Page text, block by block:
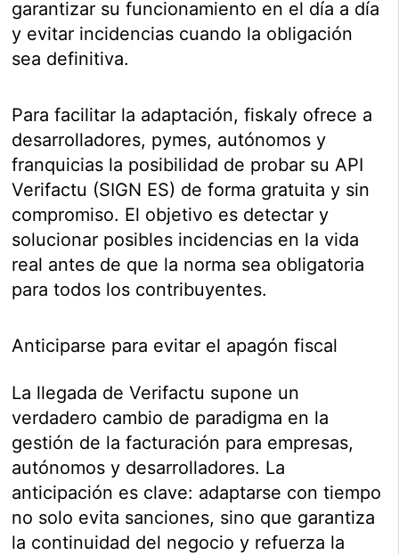
garantizar su funcionamiento en el día a día
y evitar incidencias cuando la obligación
sea definitiva.
Para facilitar la adaptación, fiskaly ofrece a
desarrolladores, pymes, autónomos y
franquicias la posibilidad de probar su API
Verifactu (SIGN ES) de forma gratuita y sin
compromiso. El objetivo es detectar y
solucionar posibles incidencias en la vida
real antes de que la norma sea obligatoria
para todos los contribuyentes.
Anticiparse para evitar el apagón fiscal
La llegada de Verifactu supone un
verdadero cambio de paradigma en la
gestión de la facturación para empresas,
autónomos y desarrolladores. La
anticipación es clave: adaptarse con tiempo
no solo evita sanciones, sino que garantiza
la continuidad del negocio y refuerza la